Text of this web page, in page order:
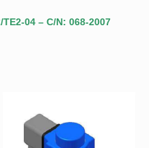
04 – C/N: 068-2007